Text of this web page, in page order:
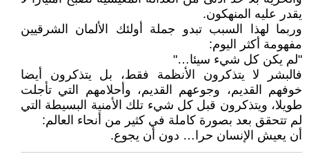
يقدر عليه المنهكون.
وربما لهذا السبب تبدو جملة أولئك الألمان الشرقيين
مفهومة أكثر اليوم:
"لم يكن كل شيء سيئا…"
فالبشر لا يتذكرون الأنظمة فقط، بل يتذكرون أيضا
خوفهم القديم، وجوعهم القديم، وأحلامهم التي تأجلت
طويلا، ويتذكرون قبل كل شيء تلك الأمنية البسيطة التي
لم تتحقق بعد بصورة كاملة في كثير من أنحاء العالم:
أن يعيش الإنسان حرا… دون أن يجوع.